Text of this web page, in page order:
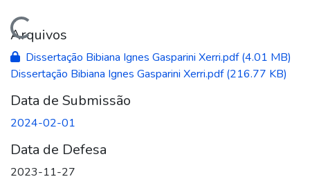
Carregando...
Arquivos
Dissertação Bibiana Ignes Gasparini Xerri.pdf(4.01 MB)
Dissertação Bibiana Ignes Gasparini Xerri.pdf(216.77 KB)
Data de Submissão
2024-02-01
Data de Defesa
2023-11-27